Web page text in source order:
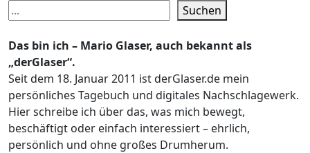
Suchen
Das bin ich – Mario Glaser, auch bekannt als
„derGlaser“.
Seit dem 18. Januar 2011 ist derGlaser.de mein
persönliches Tagebuch und digitales Nachschlagewerk.
Hier schreibe ich über das, was mich bewegt,
beschäftigt oder einfach interessiert – ehrlich,
persönlich und ohne großes Drumherum.